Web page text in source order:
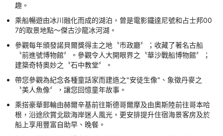
趣。
乘船暢遊由冰川融化而成的湖泊，曾是電影鐵達尼號和占士邦00
7的取景地點～傑古沙龍冰河湖。
參觀每年頒發諾貝爾獎得主之地〝市政廳〞；收藏了著名古船
〝前進號博物館〞。參觀令人大開眼界之〝華沙戰船博物館〞；
建築奇特奧妙之〝石中教堂〞。
帶您參觀為紀念各種童話家而建造之"安徒生像"、象徵丹麥之
〝美人魚像〞，讓您回憶童年故事。
乘搭豪華郵輪由赫爾辛基前往斯德哥爾摩及由奧斯陸前往哥本哈
根，沿途欣賞北歐海岸迷人風光，更安排提升住宿海景客房及於
船上享用豐富自助早、晚餐。